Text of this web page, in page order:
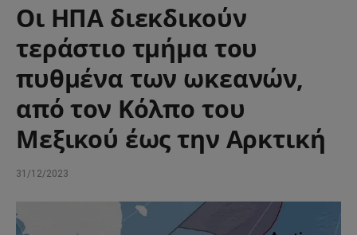
Οι ΗΠΑ διεκδικούν
τεράστιο τμήμα του
πυθμένα των ωκεανών,
από τον Κόλπο του
Μεξικού έως την Αρκτική
31/12/2023